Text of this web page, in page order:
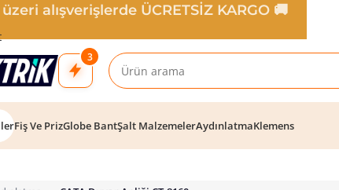
3
Fiş Ve PrizGlobe BantŞalt MalzemelerAydınlatmaKlemens
alışverişlerde ÜCRETSİZ KARGO 🚚